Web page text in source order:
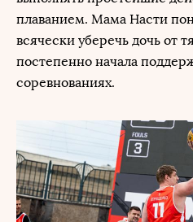
плаванием. Мама Насти
всячески уберечь дочь от
постепенно начала
соревнованиях.